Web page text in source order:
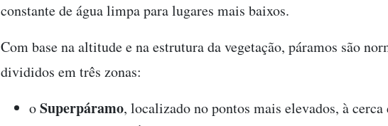
constante de água limpa para lugares mais baixos.
Com base na altitude e na estrutura da vegetação, páramos são
divididos em três zonas:
oSuperpáramo, localizado no pontos mais elevados, à cerca